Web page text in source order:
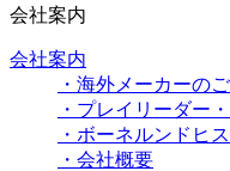
会社案内
会社案内
・海外メーカーの
・プレイリーダー
・ボーネルンドヒ
・会社概要